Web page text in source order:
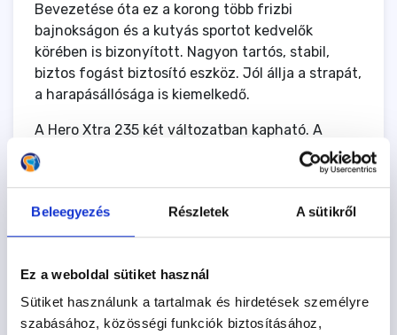
Beleegyezés Részletek A sütikről
Ez a weboldal sütiket használ
Sütiket használunk a tartalmak és hirdetések személyre
szabásához, közösségi funkciók biztosításához,
Bevezetése óta ez a korong több frizbi
bajnokságon és a kutyás sportot kedvelők
körében is bizonyított. Nagyon tartós, stabil,
biztos fogást biztosító eszköz. Jól állja a strapát,
a harapásállósága is kiemelkedő.
A Hero Xtra 235 két változatban kapható. A
Freestyle modellt kissé simább felület jellemzi,
hogy kedvezzen a frizbi csúszásának a trükkök
maximális tapadás biztosítása érdekében
készült.
Tulajdonságai
Átmérő: 23,5 cm
Súly: 105 g (+/- 2g)